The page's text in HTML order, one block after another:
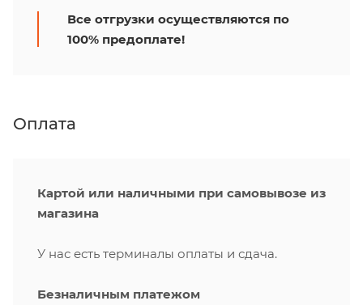
Все отгрузки осуществляются по
100% предоплате!
Оплата
Картой или наличными при самовывозе из
магазина
У нас есть терминалы оплаты и сдача.
Безналичным платежом